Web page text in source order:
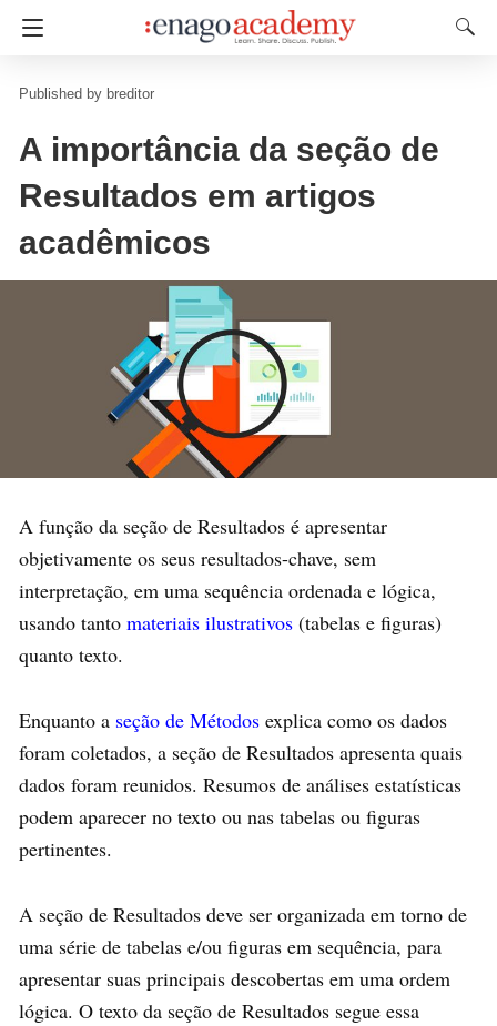
breditor
A importância da seção de
Resultados em artigos
acadêmicos
A função da seção de Resultados é apresentar
objetivamente os seus resultados-chave, sem
interpretação, em uma sequência ordenada e lógica,
usando tanto materiais ilustrativos (tabelas e figuras)
quanto texto.
Enquanto a seção de Métodos explica como os dados
foram coletados, a seção de Resultados apresenta quais
dados foram reunidos. Resumos de análises estatísticas
podem aparecer no texto ou nas tabelas ou figuras
pertinentes.
A seção de Resultados deve ser organizada em torno de
uma série de tabelas e/ou figuras em sequência, para
apresentar suas principais descobertas em uma ordem
lógica. O texto da seção de Resultados segue essa